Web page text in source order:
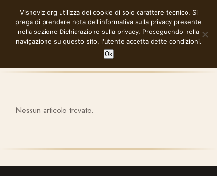
contenuto
VISNOVIZ.ORG
Nessun articolo trovato.
Visnoviz.org utilizza dei cookie di solo carattere tecnico. Si
prega di prendere nota dell'informativa sulla privacy presente
nella sezione Dichiarazione sulla privacy. Proseguendo nella
navigazione su questo sito, l'utente accetta dette condizioni.
Ok